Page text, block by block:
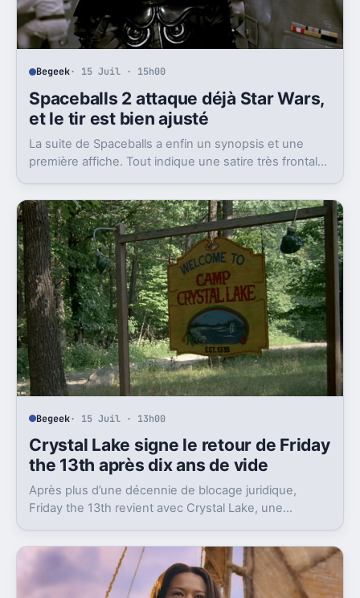
Begeek· 15 Juil · 15h00
Spaceballs 2 attaque déjà Star Wars,
et le tir est bien ajusté
La suite de Spaceballs a enfin un synopsis et une
première affiche. Tout indique une satire très frontale
Begeek· 15 Juil · 13h00
Crystal Lake signe le retour de Friday
the 13th après dix ans de vide
Après plus d’une décennie de blocage juridique,
Friday the 13th revient avec Crystal Lake, une
décor.